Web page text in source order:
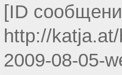
[ID
http://
2009-08-05-